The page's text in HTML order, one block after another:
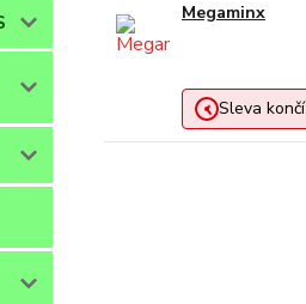
Megaminx
Sleva končí: